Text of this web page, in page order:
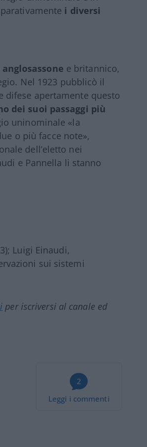
i diversi
e britannico,
Nel 1923 pubblicò il
difese apertamente questo
dei suoi passaggi più
uninominale «la
o più facce note»,
dell’eletto nei
e Pannella li stanno
Luigi Einaudi,
sui sistemi
per iscriversi al canale ed
2
Leggi i commenti